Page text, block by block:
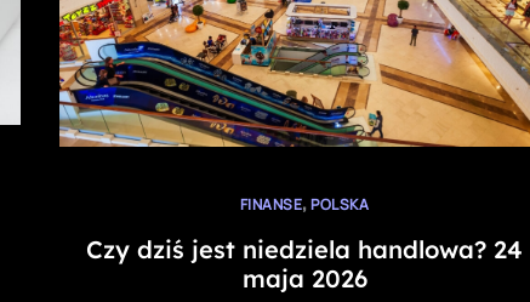
FINANSE,POLSKA
Czy dziś jest niedziela handlowa? 24
maja 2026